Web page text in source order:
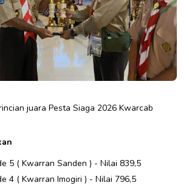
juara Pesta Siaga 2026 Kwarcab
5 ( Kwarran Sanden ) - Nilai 839,5
4 ( Kwarran Imogiri ) - Nilai 796,5